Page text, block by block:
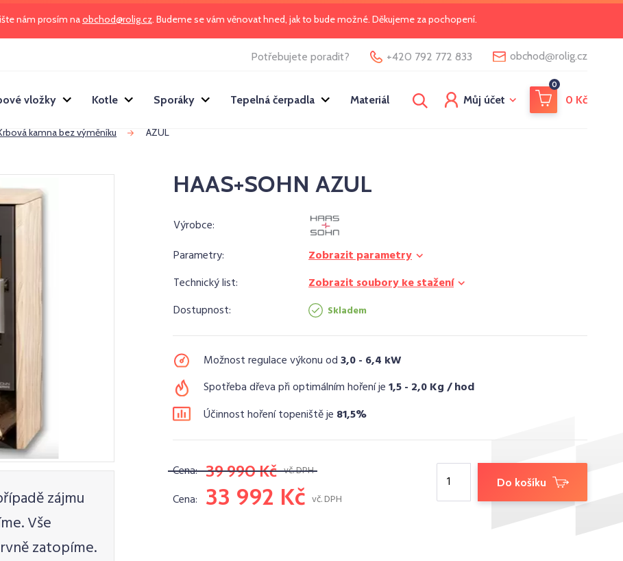
nám prosím naobchod@rolig.cz. Budeme se vám věnovat hned, jak to bude možné. Děkujeme za pochopení.
Potřebujete poradit? +420 792 772 833 obchod@rolig.cz
vložky Kotle Sporáky Tepelná čerpadla Materiál Můj účet
0
0 Kč
kamna bez výměníku AZUL
zájmu
Vše
zatopíme.
HAAS+SOHN AZUL
Výrobce:
Parametry:
Zobrazit parametry
Technický list:
Zobrazit soubory ke stažení
Dostupnost:
Skladem
Možnost regulace výkonu od3,0 - 6,4 kW
Spotřeba dřeva při optimálním hoření je1,5 - 2,0 Kg / hod
Účinnost hoření topeniště je 81,5%
Cena: 39 990 Kč vč. DPH
Cena: 33 992 Kč vč. DPH
Do košíku